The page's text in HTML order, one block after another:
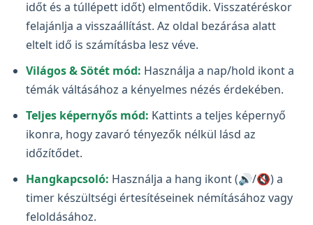
időt és a túllépett időt) elmentődik. Visszatéréskor
felajánlja a visszaállítást. Az oldal bezárása alatt
eltelt idő is számításba lesz véve.
Világos & Sötét mód: Használja a nap/hold ikont a
témák váltásához a kényelmes nézés érdekében.
Teljes képernyős mód: Kattints a teljes képernyő
ikonra, hogy zavaró tényezők nélkül lásd az
időzítődet.
Hangkapcsoló: Használja a hang ikont (🔊/🔇) a
timer készültségi értesítéseinek némításához vagy
feloldásához.